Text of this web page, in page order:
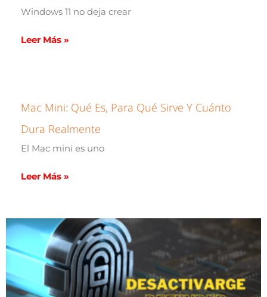
Windows 11 no deja crear
Leer Más »
Mac Mini: Qué Es, Para Qué Sirve Y Cuánto
Dura Realmente
El Mac mini es uno
Leer Más »